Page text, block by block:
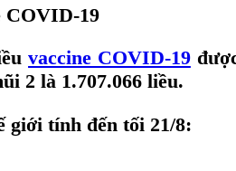
COVID-19
vaccine COVID-19
2 là 1.707.066 liều.
giới tính đến tối 21/8: